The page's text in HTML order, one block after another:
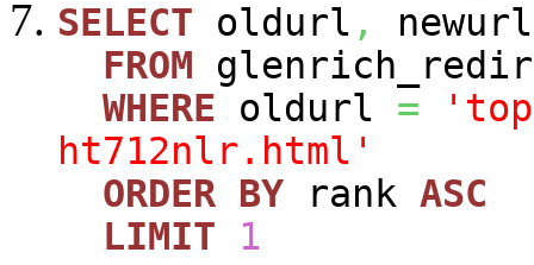
SELECT oldurl ,
newurl
FROM
WHERE oldurl =
ht712nlr.html'
ORDER BY rank ASC
LIMIT
1